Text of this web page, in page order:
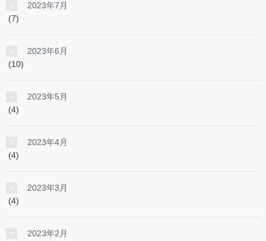
2023年7月
(7)
2023年6月
(10)
2023年5月
(4)
2023年4月
(4)
2023年3月
(4)
2023年2月